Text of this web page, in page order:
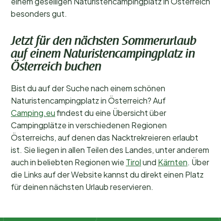
besonders gut.
Jetzt für den nächsten Sommerurlaub
auf einem Naturistencampingplatz in
Österreich buchen
Bist du auf der Suche nach einem schönen
Naturistencampingplatz in Österreich? Auf
Camping.eufindest du eine Übersicht über
Campingplätze in verschiedenen Regionen
Österreichs, auf denen das Nacktrekreieren erlaubt
ist. Sie liegen in allen Teilen des Landes, unter anderem
auch in beliebten Regionen wie Tirolund Kärnten. Über
die Links auf der Website kannst du direkt einen Platz
für deinen nächsten Urlaub reservieren.